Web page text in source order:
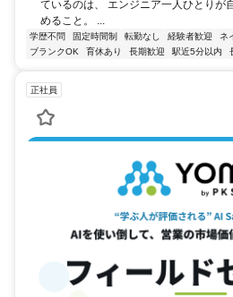
ているのは、 エンジニア一人ひとりが
めること。 ...
学歴不問 固定時間制 転勤なし 経験者歓迎 ネ
ブランクOK
育休あり 長期歓迎 駅近5分以内
正社員